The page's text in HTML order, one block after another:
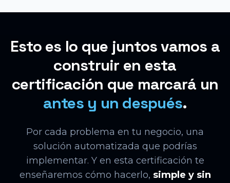
Esto es lo que juntos vamos a
construir en esta
certificación que marcará un
antes y un después.
Por cada problema en tu negocio, una
solución automatizada que podrías
implementar. Y en esta certificación te
enseñaremos cómo hacerlo, simple y sin